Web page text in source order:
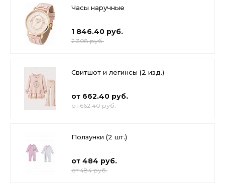
Часы наручные
1 846.40 руб.
2 308 руб.
Свитшот и легинсы (2 изд.)
от 662.40 руб.
от 662.40 руб.
Ползунки (2 шт.)
от 484 руб.
от 484 руб.